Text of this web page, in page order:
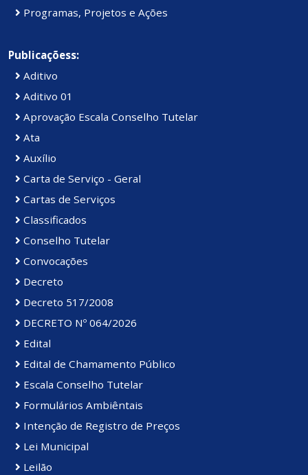
Programas, Projetos e Ações
Publicaçõess:
Aditivo
Aditivo 01
Aprovação Escala Conselho Tutelar
Ata
Auxílio
Carta de Serviço - Geral
Cartas de Serviços
Classificados
Conselho Tutelar
Convocações
Decreto
Decreto 517/2008
DECRETO Nº 064/2026
Edital
Edital de Chamamento Público
Escala Conselho Tutelar
Formulários Ambiêntais
Intenção de Registro de Preços
Lei Municipal
Leilão